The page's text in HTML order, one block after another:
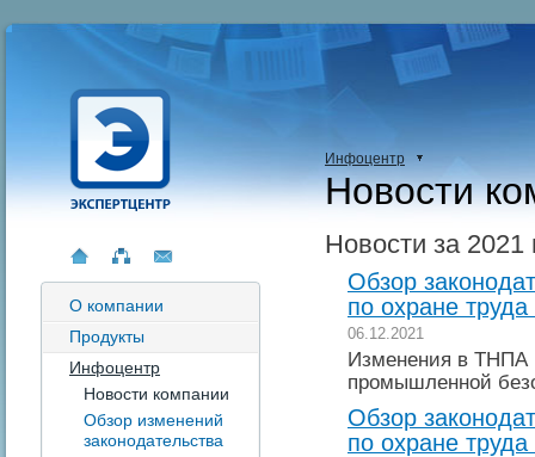
О компании
Продукты
Инфоцентр
Новости компании
Обзор изменений
законодательства
Инфоцентр
Новости
Новости за 2021
Обзор
по охране
06.12.2021
Изменения в ТНПА
промышленной
Обзор
по охране